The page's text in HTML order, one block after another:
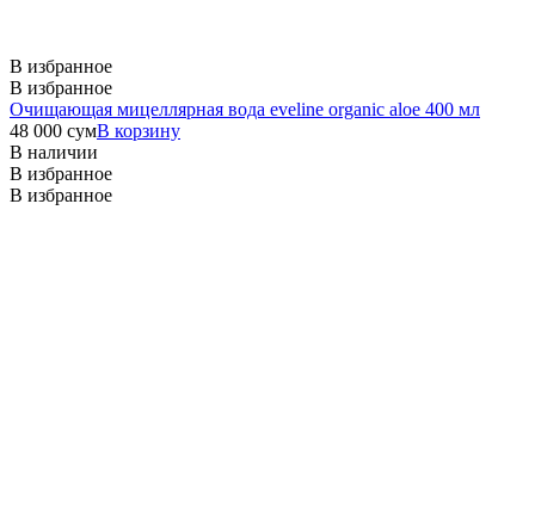
В избранное
В избранное
Очищающая мицеллярная вода eveline organic aloe 400 мл
48 000 сумВ корзину
В наличии
В избранное
В избранное